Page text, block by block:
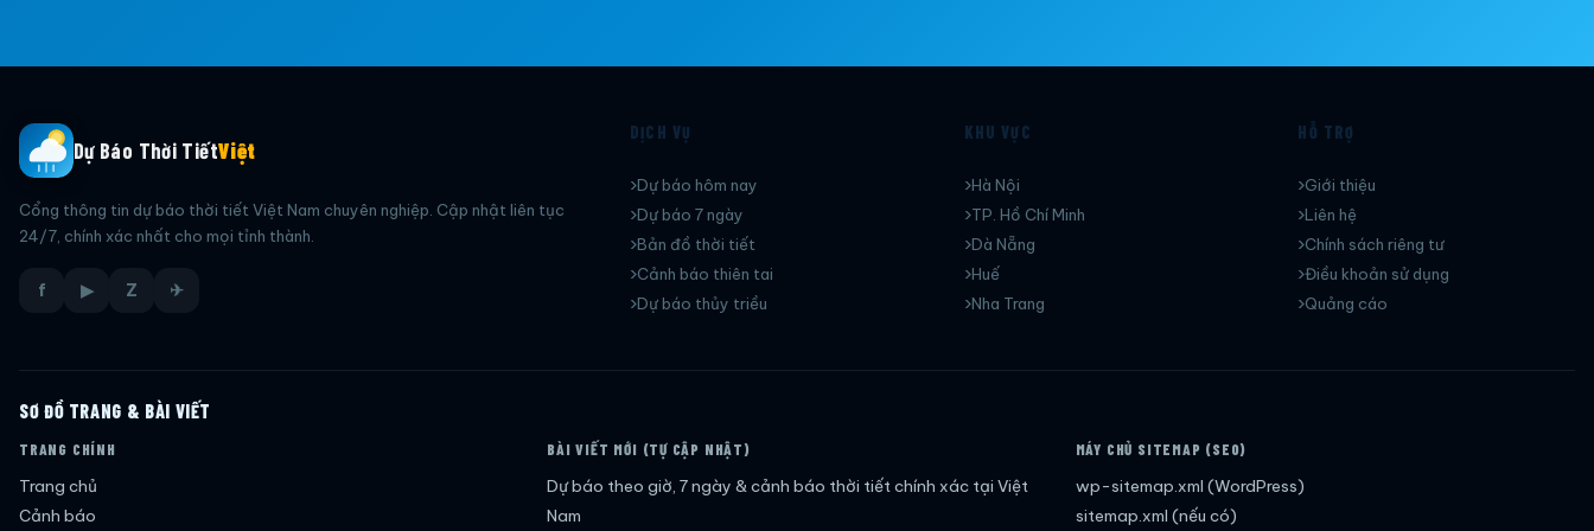
Dự Báo Thời TiếtViệt
Cổng thông tin dự báo thời tiết Việt Nam chuyên nghiệp. Cập nhật liên tục
24/7, chính xác nhất cho mọi tỉnh thành.
f ▶ Z ✈
DỊCH VỤ
Dự báo hôm nay
Dự báo 7 ngày
Bản đồ thời tiết
Cảnh báo thiên tai
Dự báo thủy triều
KHU VỰC
Hà Nội
TP. Hồ Chí Minh
Dà Nẵng
Huế
Nha Trang
HỖ TRỢ
Giới thiệu
Liên hệ
Chính sách riêng tư
Điều khoản sử dụng
Quảng cáo
SƠ ĐỒ TRANG & BÀI VIẾT
TRANG CHÍNH
Trang chủ
Cảnh báo
BÀI VIẾT MỚI (TỰ CẬP NHẬT)
Dự báo theo giờ, 7 ngày & cảnh báo thời tiết chính xác tại Việt
Nam
MÁY CHỦ SITEMAP (SEO)
wp-sitemap.xml (WordPress)
sitemap.xml (nếu có)